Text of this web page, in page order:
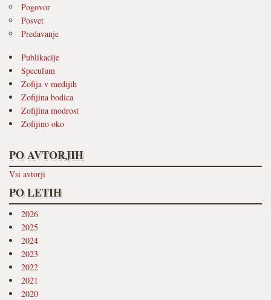
Pogovor
Posvet
Predavanje
Publikacije
Speculum
Zofija v medijih
Zofijina bodica
Zofijina modrost
Zofijino oko
PO AVTORJIH
Vsi avtorji
PO LETIH
2026
2025
2024
2023
2022
2021
2020